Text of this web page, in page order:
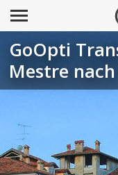
GoOpti
Mestre